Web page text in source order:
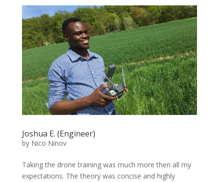
Joshua E. (Engineer)
by Nico Ninov
Taking the drone training was much more then all my
expectations. The theory was concise and highly